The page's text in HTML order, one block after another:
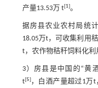
产量13.53万 t[1]。
据房县农业农村局统
18.05万t，可收集利用
t，农作物秸秆饲料化利
3）房县是中国的“黄
t[5]，白酒产量超过1万t